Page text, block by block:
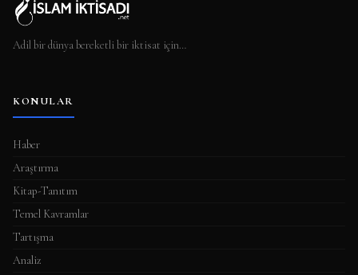
Adil bir dünya bereketli bir iktisat için…
KONULAR
Haber
Araştırma
Kitap-Tanıtım
Temel Kavramlar
Tartışma
Analiz